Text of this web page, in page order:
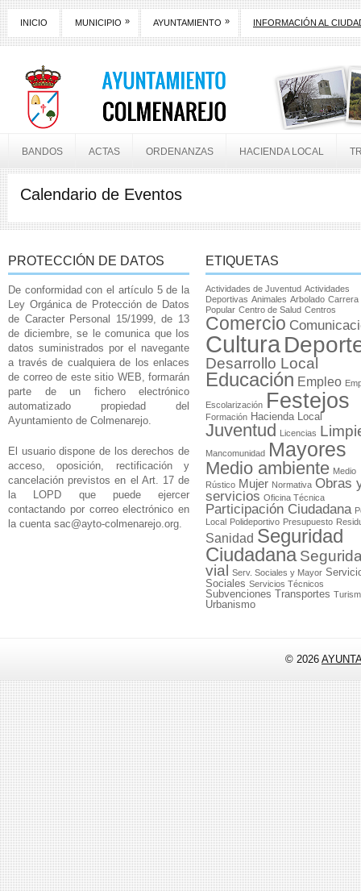
INICIO MUNICIPIO » AYUNTAMIENTO » INFORMACIÓN AL
BANDOS ACTAS ORDENANZAS HACIENDA LOCAL
Calendario de Eventos
PROTECCIÓN DE DATOS
De conformidad con el artículo 5 de la
Ley Orgánica de Protección de Datos
de Caracter Personal 15/1999, de 13
de diciembre, se le comunica que los
datos suministrados por el navegante
a través de cualquiera de los enlaces
de correo de este sitio WEB, formarán
parte de un fichero electrónico
automatizado propiedad del
Ayuntamiento de Colmenarejo.
El usuario dispone de los derechos de
acceso, oposición, rectificación y
cancelación previstos en el Art. 17 de
la LOPD que puede ejercer
contactando por correo electrónico en
la cuenta sac@ayto-colmenarejo.org.
ETIQUETAS
Actividades de Juventud Actividades
Deportivas Animales Arbolado Carrera
Popular Centro de Salud Centros
Comercio
Cultura
Desarrollo Local
Educación Empleo
Escolarización Festejos
Formación Hacienda Local
Juventud Licencias
Mancomunidad Mayores
Medio ambiente Medio
Rústico Mujer Normativa Obras
servicios Oficina Técnica
Participación Ciudadana
Local Polideportivo Presupuesto
Sanidad Seguridad
Ciudadana
vial
Serv. Sociales y Mayor
Sociales Servicios Técnicos
Subvenciones Transportes
Urbanismo
© 2026